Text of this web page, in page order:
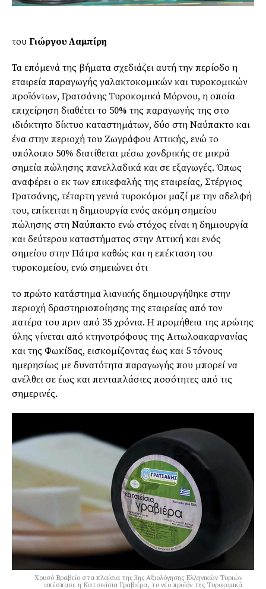
του Γιώργου Λαμπίρη
Τα επόμενά της βήματα σχεδιάζει αυτή την περίοδο η
εταιρεία παραγωγής γαλακτοκομικών και τυροκομικών
προϊόντων, Γρατσάνης Τυροκομικά Μόρνου, η οποία
επιχείρηση διαθέτει το 50% της παραγωγής της στο
ιδιόκτητο δίκτυο καταστημάτων, δύο στη Ναύπακτο και
ένα στην περιοχή του Ζωγράφου Αττικής, ενώ το
υπόλοιπο 50% διατίθεται μέσω χονδρικής σε μικρά
σημεία πώλησης πανελλαδικά και σε εξαγωγές. Όπως
αναφέρει ο εκ των επικεφαλής της εταιρείας, Στέργιος
Γρατσάνης, τέταρτη γενιά τυροκόμοι μαζί με την αδελφή
του, επίκειται η δημιουργία ενός ακόμη σημείου
πώλησης στη Ναύπακτο ενώ στόχος είναι η δημιουργία
και δεύτερου καταστήματος στην Αττική και ενός
σημείου στην Πάτρα καθώς και η επέκταση του
τυροκομείου, ενώ σημειώνει ότι
το πρώτο κατάστημα λιανικής δημιουργήθηκε στην
περιοχή δραστηριοποίησης της εταιρείας από τον
πατέρα του πριν από 35 χρόνια. Η προμήθεια της πρώτης
ύλης γίνεται από κτηνοτρόφους της Αιτωλοακαρνανίας
και της Φωκίδας, εισκομίζοντας έως και 5 τόνους
ημερησίως με δυνατότητα παραγωγής που μπορεί να
ανέλθει σε έως και πενταπλάσιες ποσότητες από τις
σημερινές.
Xρυσό Bραβείο στα πλαίσια της 3ης Aξιολόγησης Ελληνικών Τυριών
απέσπασε η Κατσικίσια Γραβιέρα, το νέο προϊόν της Τυροκομικά